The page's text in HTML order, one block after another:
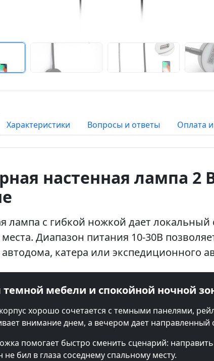
Характеристики Вопросы и ответы Оплата
настенная лампа 2
лампа с гибкой ножкой дает
Диапазон питания 10-30В
автодома, катера или экспедиционного
темной мебели и спокойной ночной
хорошо сочетается с темными панелями,
внимание днем, а вечером дает направленный
помогает быстро сменить сценарий:
не бил в глаза соседнему спальному месту.